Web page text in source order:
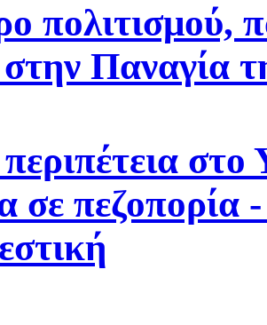
πολιτισμού,
Παναγία
στο
σε πεζοπορία